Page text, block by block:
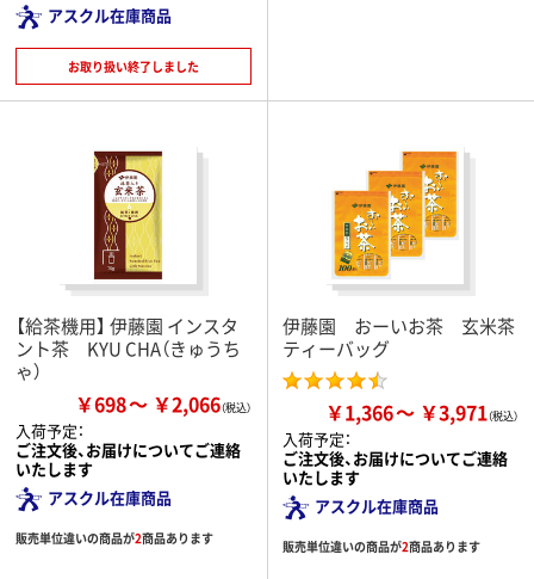
アスクル在庫商品
お取り扱い終了しました
【給茶機用】 伊藤園 インスタ
ント茶 KYU CHA（きゅうち
ゃ）
￥698 ￥2,066
入荷予定：
ご注文後、お届けについてご連絡
いたします
アスクル在庫商品
販売単位違いの商品が2商品あります
伊藤園 おーいお茶 玄米茶
ティーバッグ
￥1,366 ￥3,971
入荷予定：
ご注文後、お届けについてご連絡
いたします
アスクル在庫商品
販売単位違いの商品が2商品あります